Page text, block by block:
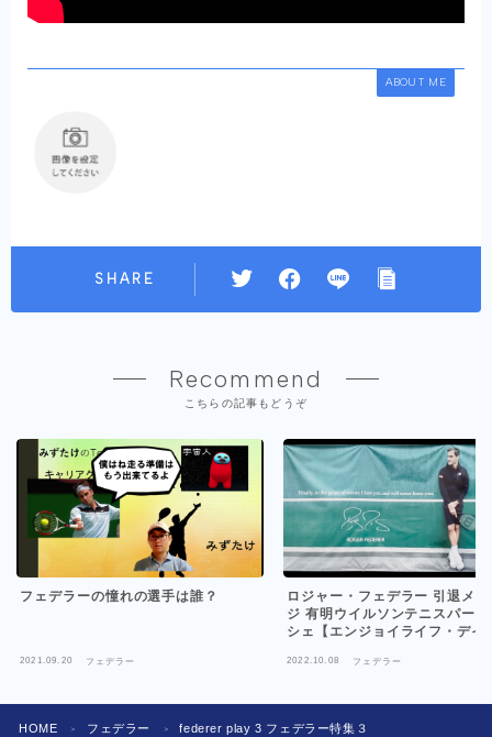
ABOUT ME
SHARE
Recommend
こちらの記事もどうぞ
フェデラーの憧れの選手は誰？
2021.09.20 フェデラー
ロジャー・フェデラー 引退メ
ジ 有明ウイルソンテニスパー
シェ【エンジョイライフ・デイ
2022.10.08 フェデラー
HOME ＞ フェデラー ＞ federer play 3 フェデラー特集３